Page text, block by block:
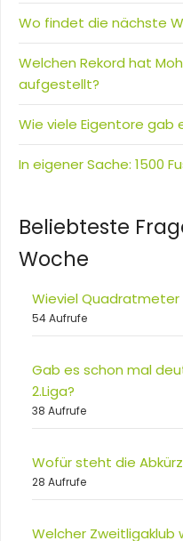
Wo findet die nächste
Welchen Rekord hat
aufgestellt?
Wie viele Eigentore gab
In eigener Sache: 1500
Beliebteste
Woche
Wieviel Quadratmeter
54 Aufrufe
Gab es schon mal
2.Liga?
38 Aufrufe
Wofür steht die
28 Aufrufe
Welcher Zweitligaklub